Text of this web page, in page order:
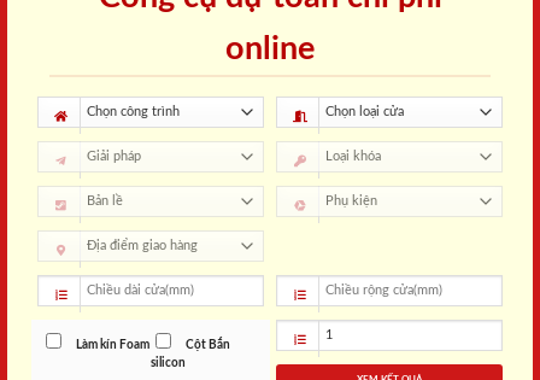
online
Làm kín Foam
Cột Bắn
silicon